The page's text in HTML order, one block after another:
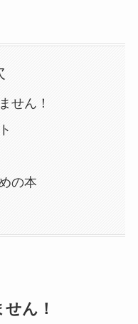
せん！
の本
ん！